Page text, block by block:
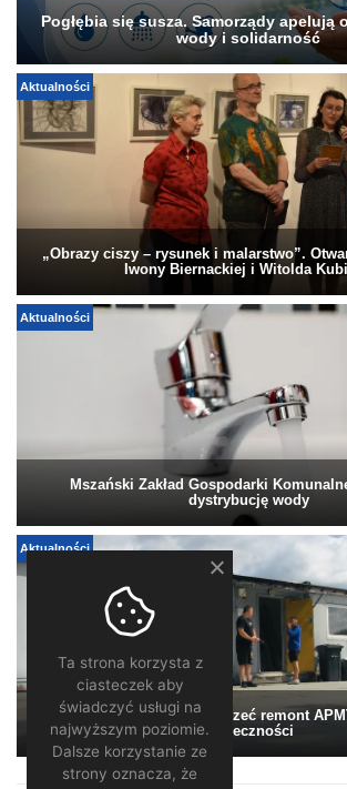
Pogłębia się susza. Samorządy apelują
wody i solidarność
Aktualności
„Obrazy ciszy – rysunek i malarstwo”.
Iwony Biernackiej i Witolda
Aktualności
Mszański Zakład Gospodarki
dystrybucję wody
Aktualności
Pomagamy. Warto wesprzeć remont
społeczności
Ta strona korzysta z
ciasteczek aby
świadczyć usługi na
najwyższym poziomie.
Dalsze korzystanie ze
strony oznacza, że